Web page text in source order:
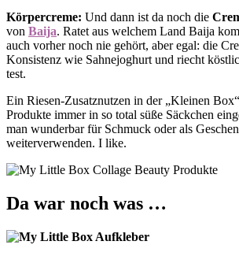
Körpercreme: Und dann ist da noch die
von Baija. Ratet aus welchem Land Baija
auch vorher noch nie gehört, aber egal: die
Konsistenz wie Sahnejoghurt und riecht
test.
Ein Riesen-Zusatznutzen in der „Kleinen
Produkte immer in so total süße Säckchen
man wunderbar für Schmuck oder als
weiterverwenden. I like.
Da war noch was …